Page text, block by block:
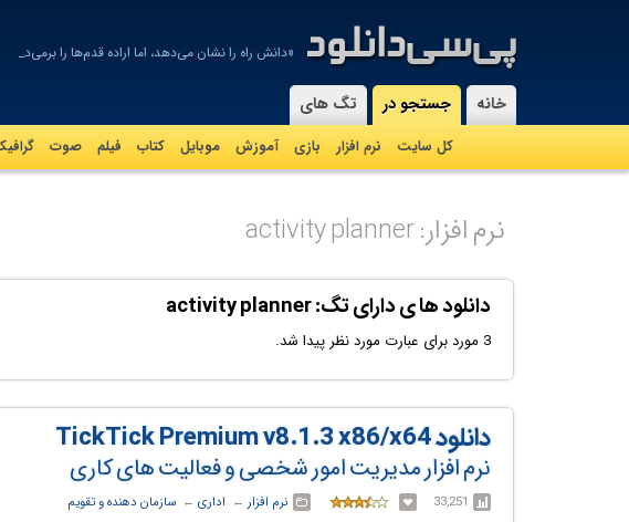
-
«دانش راه را نشان می‌دهد، اما اراده قدم‌ها را برمی‌دار
خانه جستجو در
کل سایت نرم افزار بازی آموزش موبايل کتاب فیلم صوت
تگ های
نرم افزار: activity planner
دانلود ها ی دارای تگ: activity planner
3 مورد برای عبارت مورد نظر پیدا شد.
دانلود TickTick Premium v8.1.3 x86/x64
نرم افزار مدیریت امور شخصی و فعالیت های کاری
33,251 نرم افزار ← ‏ اداری ← ‏ سازمان دهنده و تقویم